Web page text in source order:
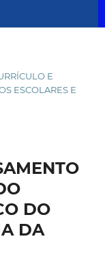
E
ESCOLARES E
DO
DA